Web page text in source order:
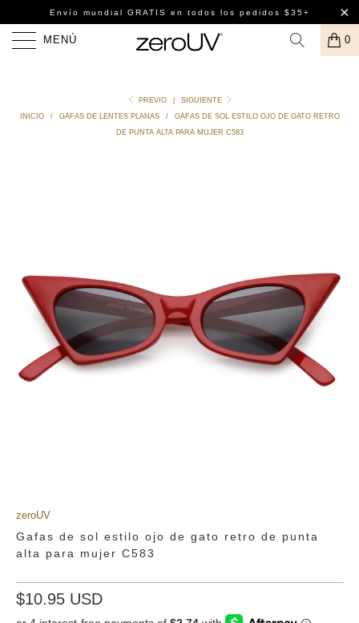
Envío mundial GRATIS en todos los pedidos $35+
MENÚ 0
PREVIO
SIGUIENTE
INICIO
/ GAFAS DE LENTES PLANAS /
GAFAS DE SOL ESTILO OJO DE GATO RETRO
DE PUNTA ALTA PARA MUJER C583
zeroUV
Gafas de sol estilo ojo de gato retro de punta
alta para mujer C583
$10.95 USD